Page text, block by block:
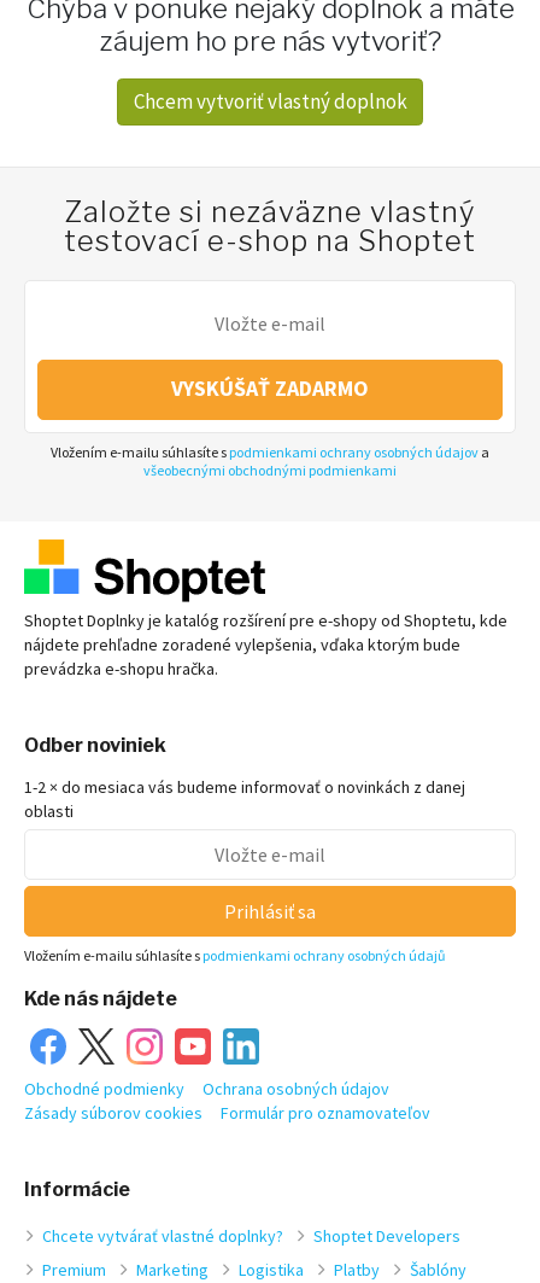
Chýba v ponuke nejaký doplnok a máte
záujem ho pre nás vytvoriť?
Chcem vytvoriť vlastný doplnok
Založte si nezáväzne vlastný
testovací e-shop na Shoptet
VYSKÚŠAŤ ZADARMO
Vložením e-mailu súhlasíte s podmienkami ochrany osobných údajov a
všeobecnými obchodnými podmienkami
Shoptet Doplnky je katalóg rozšírení pre e-shopyod Shoptetu, kde
nájdete prehľadne zoradené vylepšenia, vďaka ktorým bude
prevádzka e-shopu hračka.
Informácie
Chcete vytvárať vlastné doplnky?
Shoptet Developers
Premium
Marketing Logistika Platby Šablóny
Odber noviniek
1-2 × do mesiaca vás budeme informovať o novinkách z danej
oblasti
Prihlásiť sa
Vložením e-mailu súhlasíte s podmienkami ochrany osobných údajů
Kde nás nájdete
Obchodné podmienky
Ochrana osobných údajov
Zásady súborov cookies
Formulár pro oznamovateľov